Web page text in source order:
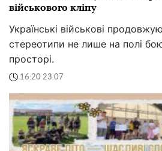
військового кліпу
Українські військові
стереотипи не лише на полі
просторі.
16:20 23.07